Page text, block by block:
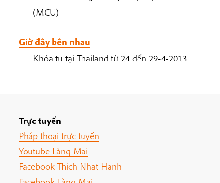
(MCU)
Giờ đây bên nhau
Khóa tu tại Thailand từ 24 đến 29-4-2013
Trực tuyến
Pháp thoại trực tuyến
Youtube Làng Mai
Facebook Thich Nhat Hanh